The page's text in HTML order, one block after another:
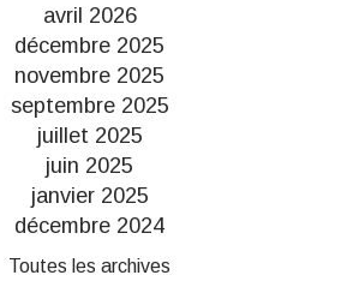
avril 2026
décembre 2025
novembre 2025
septembre 2025
juillet 2025
juin 2025
janvier 2025
décembre 2024
Toutes les archives